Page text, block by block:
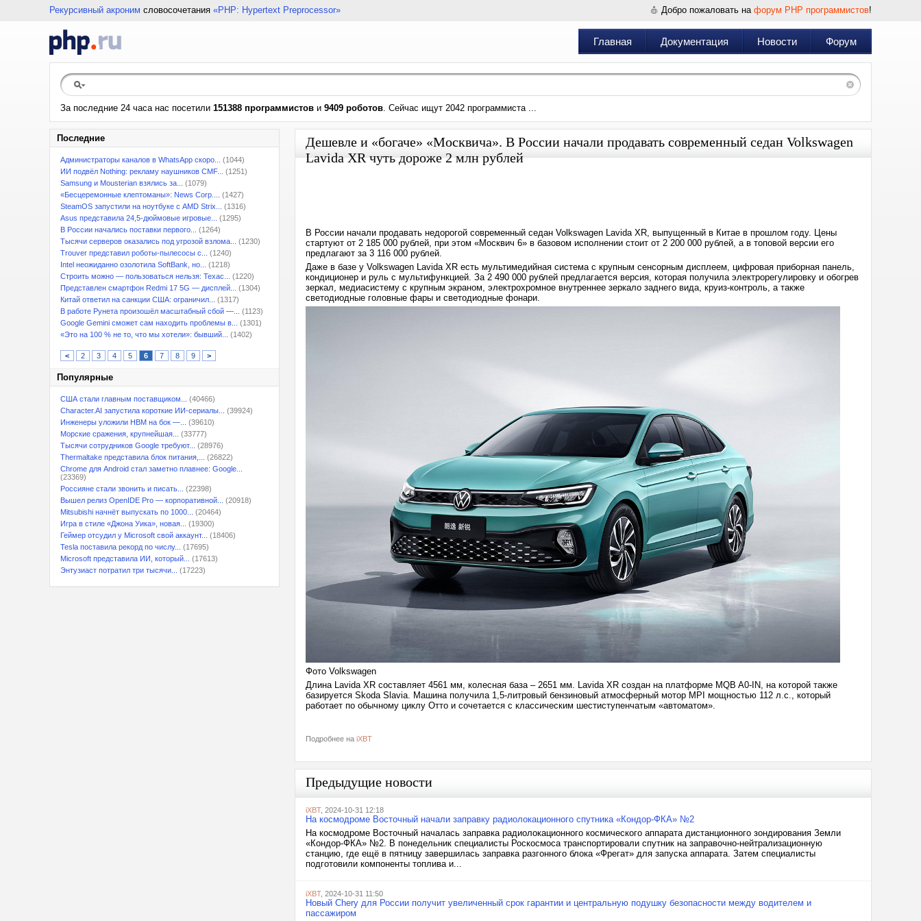
Рекурсивный акроним словосочетания «PHP: Hypertext Preprocessor» Добро пожаловать на форум PHP программистов!
Главная Документация Новости Форум
За последние 24 часа нас посетили 151388 программистов и 9409 роботов. Сейчас ищут 2042 программиста ...
Последние
Администраторы каналов в WhatsApp скоро...
(1044)
ИИ подвёл Nothing: рекламу наушников CMF...
(1251)
Samsung и Mousterian взялись за...
(1079)
«Бесцеремонные клептоманы»: News Corp....
(1427)
SteamOS запустили на ноутбуке с AMD Strix...
(1316)
Asus представила 24,5-дюймовые игровые...
(1295)
В России начались поставки первого...
(1264)
Тысячи серверов оказались под угрозой взлома...
(1230)
Trouver представил роботы-пылесосы с...
(1240)
Intel неожиданно озолотила SoftBank, но...
(1218)
Строить можно — пользоваться нельзя: Техас...
(1220)
Представлен смартфон Redmi 17 5G — дисплей...
(1304)
Китай ответил на санкции США: ограничил...
(1317)
В работе Рунета произошёл масштабный сбой —...
(1123)
Google Gemini сможет сам находить проблемы в...
(1301)
«Это на 100 % не то, что мы хотели»: бывший...
(1402)
< 2 3 4 5 6 7 8 9 >
Популярные
США стали главным поставщиком...
(40466)
Character.AI запустила короткие ИИ-сериалы...
(39924)
Инженеры уложили HBM на бок —...
(39610)
Морские сражения, крупнейшая...
(33777)
Тысячи сотрудников Google требуют...
(28976)
Thermaltake представила блок питания,...
(26822)
Chrome для Android стал заметно плавнее: Google...
(23369)
Россияне стали звонить и писать...
(22398)
Вышел релиз OpenIDE Pro — корпоративной...
(20918)
Mitsubishi начнёт выпускать по 1000...
(20464)
Игра в стиле «Джона Уика», новая...
(19300)
Геймер отсудил у Microsoft свой аккаунт...
(18406)
Tesla поставила рекорд по числу...
(17695)
Microsoft представила ИИ, который...
(17613)
Энтузиаст потратил три тысячи...
(17223)
Дешевле и «богаче» «Москвича». В России начали продавать современный седан Volkswagen
Lavida XR чуть дороже 2 млн рублей
В России начали продавать недорогой современный седан Volkswagen Lavida XR, выпущенный в Китае в прошлом году. Цены
стартуют от 2 185 000 рублей, при этом «Москвич 6» в базовом исполнении стоит от 2 200 000 рублей, а в топовой версии его
предлагают за 3 116 000 рублей.
Даже в базе у Volkswagen Lavida XR есть мультимедийная система с крупным сенсорным дисплеем, цифровая приборная панель,
кондиционер и руль с мультифункцией. За 2 490 000 рублей предлагается версия, которая получила электрорегулировку и обогрев
зеркал, медиасистему с крупным экраном, электрохромное внутреннее зеркало заднего вида, круиз-контроль, а также
светодиодные головные фары и светодиодные фонари.
Фото Volkswagen
Длина Lavida XR составляет 4561 мм, колесная база – 2651 мм. Lavida XR создан на платформе MQB A0-IN, на которой также
базируется Skoda Slavia. Машина получила 1,5-литровый бензиновый атмосферный мотор MPI мощностью 112 л.с., который
работает по обычному циклу Отто и сочетается с классическим шестиступенчатым «автоматом».
Подробнее на iXBT
Предыдущие новости
iXBT, 2024-10-31 12:18
На космодроме Восточный начали заправку радиолокационного спутника «Кондор-ФКА» №2
На космодроме Восточный началась заправка радиолокационного космического аппарата дистанционного зондирования Земли
«Кондор-ФКА» №2. В понедельник специалисты Роскосмоса транспортировали спутник на заправочно-нейтрализационную
станцию, где ещё в пятницу завершилась заправка разгонного блока «Фрегат» для запуска аппарата. Затем специалисты
подготовили компоненты топлива и...
iXBT, 2024-10-31 11:50
Новый Chery для России получит увеличенный срок гарантии и центральную подушку безопасности между водителем и
пассажиром